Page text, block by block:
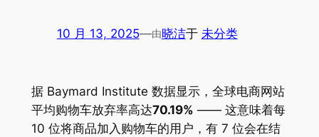
10 月 13, 2025—由晓洁于 未分类
据 Baymard Institute 数据显示，全球电商网站
平均购物车放弃率高达70.19% —— 这意味着每
10 位将商品加入购物车的用户，有 7 位会在结